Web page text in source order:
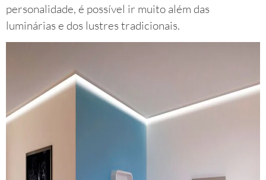
personalidade, é possível ir muito além das
luminárias e dos lustres tradicionais.